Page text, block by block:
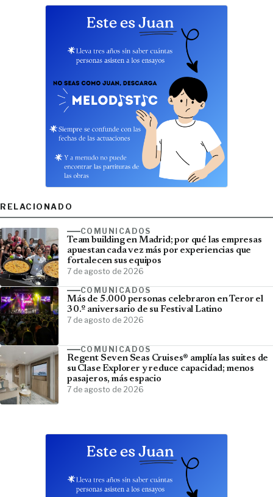
RELACIONADO
COMUNICADOS
Team building en Madrid; por qué las empresas
apuestan cada vez más por experiencias que
fortalecen sus equipos
7 de agosto de 2026
COMUNICADOS
Más de 5.000 personas celebraron en Teror el
30.º aniversario de su Festival Latino
7 de agosto de 2026
COMUNICADOS
Regent Seven Seas Cruises® amplía las suites de
su Clase Explorer y reduce capacidad; menos
pasajeros, más espacio
7 de agosto de 2026